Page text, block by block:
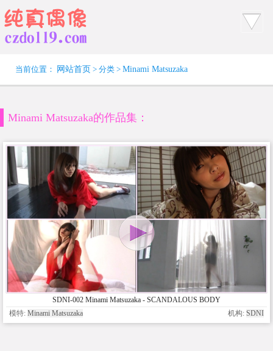
当前位置： 网站首页 > 分类 > Minami Matsuzaka
Minami Matsuzaka的作品集：
SDNI-002 Minami Matsuzaka - SCANDALOUS BODY
模特: Minami Matsuzaka 机构: SDNI